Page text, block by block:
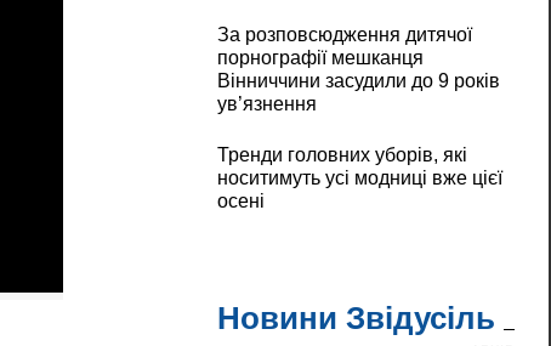
За розповсюдження дитячої
порнографії мешканця
Вінниччини засудили до 9 років
ув’язнення
Тренди головних уборів, які
носитимуть усі модниці вже цієї
осені
Новини Звідусіль